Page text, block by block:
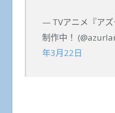
— TVアニメ『ア
制作中！
年3月22日